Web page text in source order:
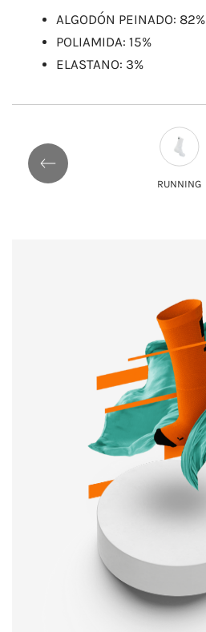
ALGODÓN PEINADO: 82%
POLIAMIDA: 15%
ELASTANO: 3%
RUNNING